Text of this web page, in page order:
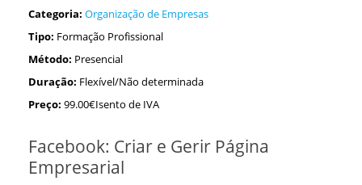
Categoria: Organização de Empresas
Tipo: Formação Profissional
Método: Presencial
Duração: Flexível/Não determinada
Preço: 99.00€Isento de IVA
Facebook: Criar e Gerir Página
Empresarial